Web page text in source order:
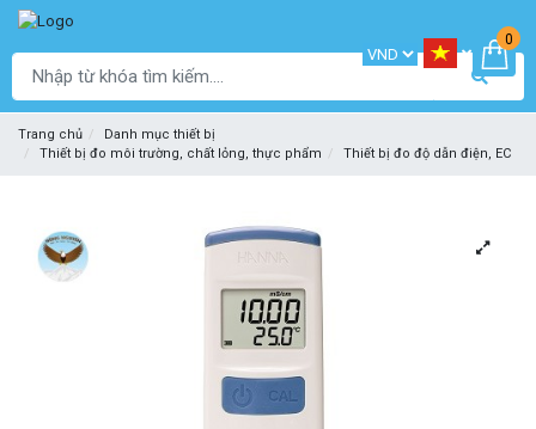
0
Trang chủ
Danh mục thiết bị
Thiết bị đo môi trường, chất lỏng, thực phẩm
Thiết bị đo độ dẫn điện, EC